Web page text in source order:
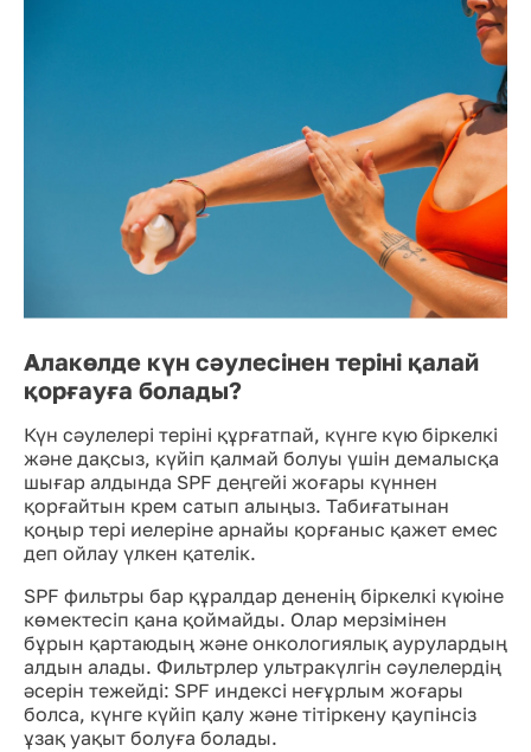
Алакөлде күн сәулесінен теріні қалай
қорғауға болады?
Күн сәулелері теріні құрғатпай, күнге күю біркелкі
және дақсыз, күйіп қалмай болуы үшін демалысқа
шығар алдында SPF деңгейі жоғары күннен
қорғайтын крем сатып алыңыз. Табиғатынан
қоңыр тері иелеріне арнайы қорғаныс қажет емес
деп ойлау үлкен қателік.
SPF фильтры бар құралдар дененің біркелкі күюіне
көмектесіп қана қоймайды. Олар мерзімінен
бұрын қартаюдың және онкологиялық аурулардың
алдын алады. Фильтрлер ультракүлгін сәулелердің
әсерін тежейді: SPF индексі неғұрлым жоғары
болса, күнге күйіп қалу және тітіркену қаупінсіз
ұзақ уақыт болуға болады.